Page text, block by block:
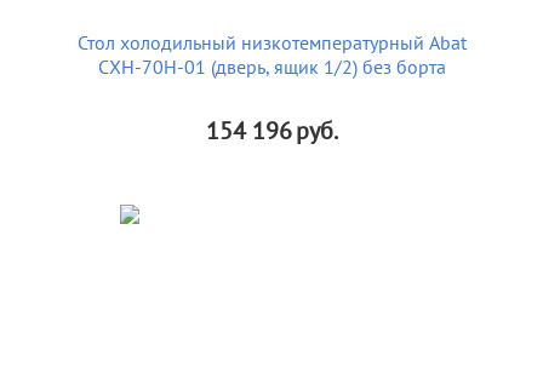
Стол холодильный низкотемпературный Abat
СХН-70Н-01 (дверь, ящик 1/2) без борта
154 196руб.